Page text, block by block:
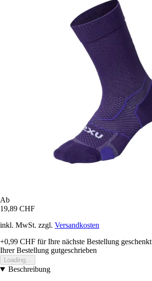
Ab
19,89 CHF
inkl. MwSt. zzgl. Versandkosten
+0,99 CHF für Ihre nächste Bestellung geschenkt
Ihrer Bestellung gutgeschrieben
Loading...
Beschreibung